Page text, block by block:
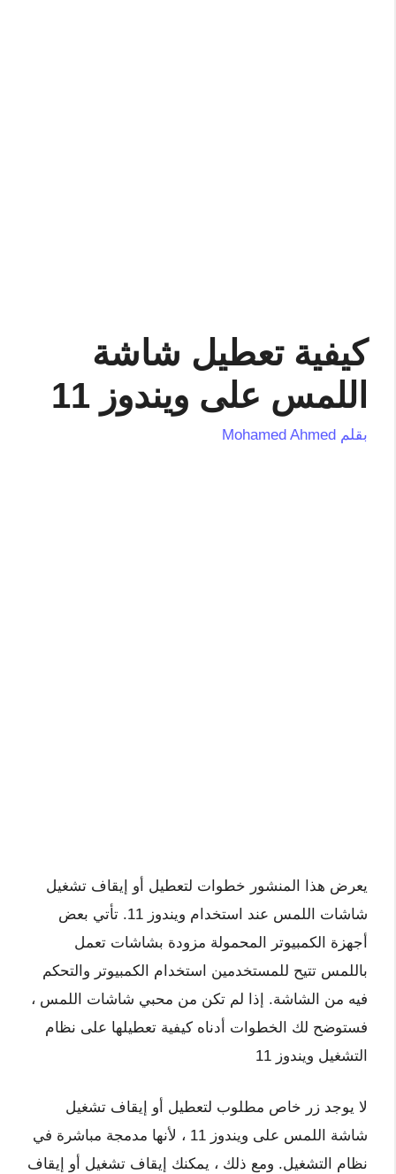
كيفية تعطيل شاشة
اللمس على ويندوز 11
بقلم Mohamed Ahmed
يعرض هذا المنشور خطوات لتعطيل أو إيقاف تشغيل
شاشات اللمس عند استخدام ويندوز 11. تأتي بعض
أجهزة الكمبيوتر المحمولة مزودة بشاشات تعمل
باللمس تتيح للمستخدمين استخدام الكمبيوتر والتحكم
فيه من الشاشة. إذا لم تكن من محبي شاشات اللمس ،
فستوضح لك الخطوات أدناه كيفية تعطيلها على نظام
التشغيل ويندوز 11
لا يوجد زر خاص مطلوب لتعطيل أو إيقاف تشغيل
شاشة اللمس على ويندوز 11 ، لأنها مدمجة مباشرة في
نظام التشغيل. ومع ذلك ، يمكنك إيقاف تشغيل أو إيقاف